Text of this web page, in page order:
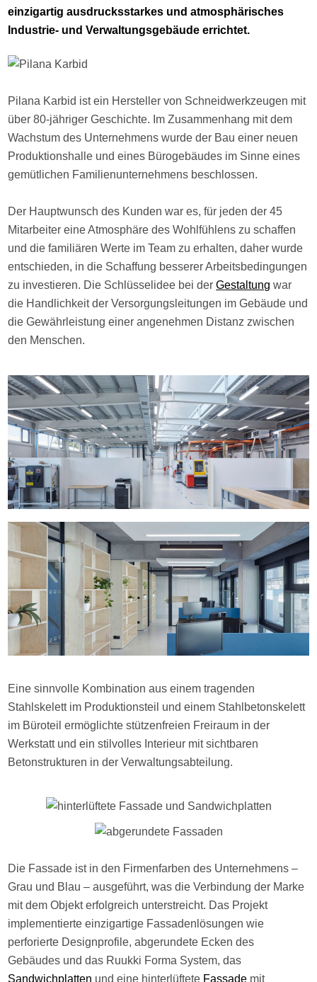
einzigartig ausdrucksstarkes und atmosphärisches
Industrie- und Verwaltungsgebäude errichtet.
Pilana Karbid ist ein Hersteller von Schneidwerkzeugen mit
über 80-jähriger Geschichte. Im Zusammenhang mit dem
Wachstum des Unternehmens wurde der Bau einer neuen
Produktionshalle und eines Bürogebäudes im Sinne eines
gemütlichen Familienunternehmens beschlossen.
Der Hauptwunsch des Kunden war es, für jeden der 45
Mitarbeiter eine Atmosphäre des Wohlfühlens zu schaffen
und die familiären Werte im Team zu erhalten, daher wurde
entschieden, in die Schaffung besserer Arbeitsbedingungen
zu investieren. Die Schlüsselidee bei derGestaltung war
die Handlichkeit der Versorgungsleitungen im Gebäude und
die Gewährleistung einer angenehmen Distanz zwischen
den Menschen.
Eine sinnvolle Kombination aus einem tragenden
Stahlskelett im Produktionsteil und einem Stahlbetonskelett
im Büroteil ermöglichte stützenfreien Freiraum in der
Werkstatt und ein stilvolles Interieur mit sichtbaren
Betonstrukturen in der Verwaltungsabteilung.
Die Fassade ist in den Firmenfarben des Unternehmens –
Grau und Blau – ausgeführt, was die Verbindung der Marke
mit dem Objekt erfolgreich unterstreicht. Das Projekt
implementierte einzigartige Fassadenlösungen wie
perforierte Designprofile, abgerundete Ecken des
Gebäudes und das Ruukki Forma System, das
Sandwichplatten und eine hinterlüftete Fassade mit